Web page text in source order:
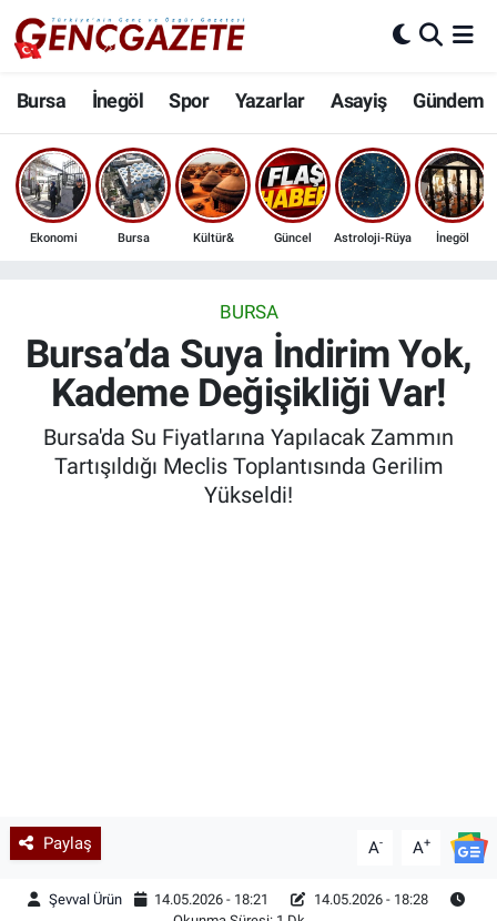
Bursa İnegöl Spor Yazarlar Asayiş Gündem
Ekonomi Bursa Kültür& Güncel Astroloji-Rüya İnegöl
BURSA
Bursa’da Suya İndirim Yok,
Kademe Değişikliği Var!
Bursa'da Su Fiyatlarına Yapılacak Zammın
Tartışıldığı Meclis Toplantısında Gerilim
Yükseldi!
Paylaş A- A+
Şevval Ürün 14.05.2026 - 18:21
14.05.2026 - 18:28
Bursa
İnegöl
3.SAYFA
Ekonomi
Güncel
İnanç
Nöbetçi Eczaneler
Hava Durumu
Trafik Durumu
Son Dakika Haberleri
Haber Arşivi